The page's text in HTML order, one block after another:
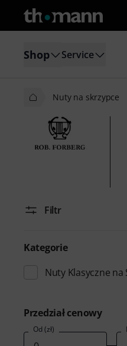
Shop Service
Nuty na skrzypce
Filtr
Kategorie
Nuty Klasyczne na
Przedział cenowy
Od (zł)